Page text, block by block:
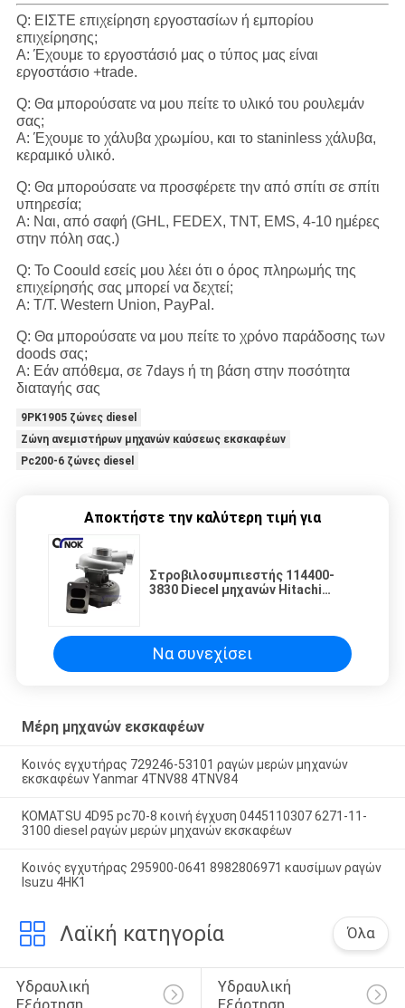
Q: ΕΙΣΤΕ επιχείρηση εργοστασίων ή εμπορίου
επιχείρησης;
Α: Έχουμε το εργοστάσιό μας ο τύπος μας είναι
εργοστάσιο +trade.
Q: Θα μπορούσατε να μου πείτε το υλικό του ρουλεμάν
σας;
Α: Έχουμε το χάλυβα χρωμίου, και το staninless χάλυβα,
κεραμικό υλικό.
Q: Θα μπορούσατε να προσφέρετε την από σπίτι σε σπίτι
υπηρεσία;
Α: Ναι, από σαφή (GHL, FEDEX, TNT, EMS, 4-10 ημέρες
στην πόλη σας.)
Q: Το Coould εσείς μου λέει ότι ο όρος πληρωμής της
επιχείρησής σας μπορεί να δεχτεί;
Α: T/T. Western Union, PayPal.
Q: Θα μπορούσατε να μου πείτε το χρόνο παράδοσης των
doods σας;
Α: Εάν απόθεμα, σε 7days ή τη βάση στην ποσότητα
διαταγής σας
9PK1905 ζώνες diesel
Ζώνη ανεμιστήρων μηχανών καύσεως εκσκαφέων
Pc200-6 ζώνες diesel
Αποκτήστε την καλύτερη τιμή για
Στροβιλοσυμπιεστής 114400-
3830 Diecel μηχανών Hitachi
EX450
Να συνεχίσει
Μέρη μηχανών εκσκαφέων
Κοινός εγχυτήρας 729246-53101 ραγών μερών μηχανών
εκσκαφέων Yanmar 4TNV88 4TNV84
KOMATSU 4D95 pc70-8 κοινή έγχυση 0445110307 6271-11-
3100 diesel ραγών μερών μηχανών εκσκαφέων
Κοινός εγχυτήρας 295900-0641 8982806971 καυσίμων ραγών
Isuzu 4HK1
Λαϊκή κατηγορία Όλα
Υδραυλική
Υδραυλική